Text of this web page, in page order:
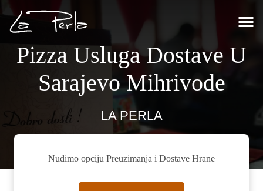
Pizza Usluga Dostave U
Sarajevo Mihrivode
LA PERLA
Nudimo opciju Preuzimanja i Dostave Hrane